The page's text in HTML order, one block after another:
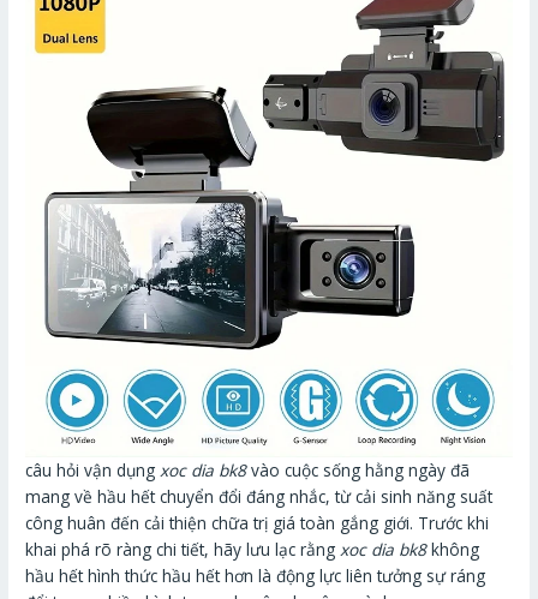
câu hỏi vận dụngxoc dia bk8vào cuộc sống hằng ngày đã
mang về hầu hết chuyển đổi đáng nhắc, từ cải sinh năng suất
công huân đến cải thiện chữa trị giá toàn gắng giới. Trước khi
khai phá rõ ràng chi tiết, hãy lưu lạc rằngxoc dia bk8không
hầu hết hình thức hầu hết hơn là động lực liên tưởng sự ráng